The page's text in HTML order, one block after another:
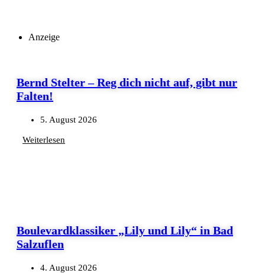
Anzeige
Bernd Stelter – Reg dich nicht auf, gibt nur
Falten!
5. August 2026
Weiterlesen
Boulevardklassiker „Lily und Lily“ in Bad
Salzuflen
4. August 2026